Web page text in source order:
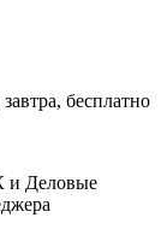
завтра, бесплатно
и Деловые